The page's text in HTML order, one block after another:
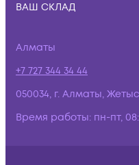
ВАШ СКЛАД
Алматы
+7 727 344 34 44
050034, г. Алматы,
Время работы: пн-пт,